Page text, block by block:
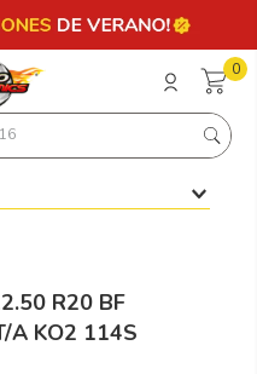
0
R20 BF
A KO2 114S
más buscados
225